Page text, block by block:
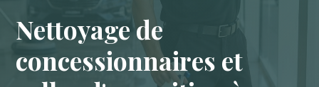
Nettoyage de
concessionnaires et